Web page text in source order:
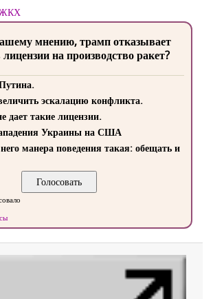
мнению, трамп отказывает
на производство ракет?
эскалацию конфликта.
дает такие лицензии.
Украины на США
манера поведения такая: обещать и